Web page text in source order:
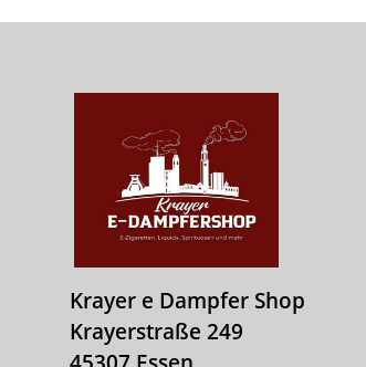
Krayer e Dampfer Shop
Krayerstraße 249